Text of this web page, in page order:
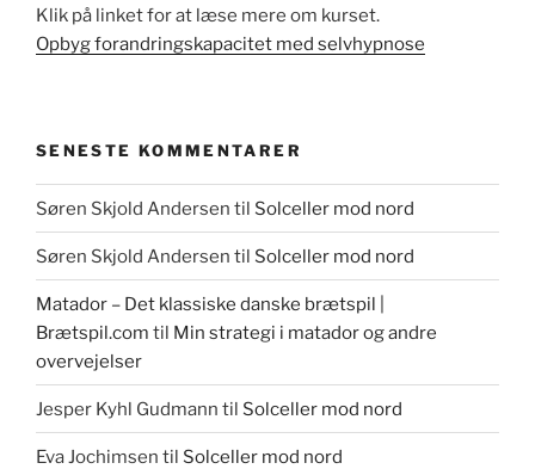
Klik på linket for at læse mere om kurset.
Opbyg forandringskapacitet med selvhypnose
SENESTE KOMMENTARER
Søren Skjold Andersen til Solceller mod nord
Søren Skjold Andersen til Solceller mod nord
Matador – Det klassiske danske brætspil |
Brætspil.com til Min strategi i matador og andre
overvejelser
Jesper Kyhl Gudmann til Solceller mod nord
Eva Jochimsen til Solceller mod nord